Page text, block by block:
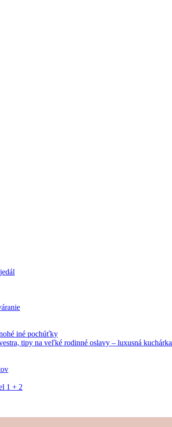
iné pochúťky
tipy na veľké rodinné oslavy – luxusná kuchárka
1 + 2